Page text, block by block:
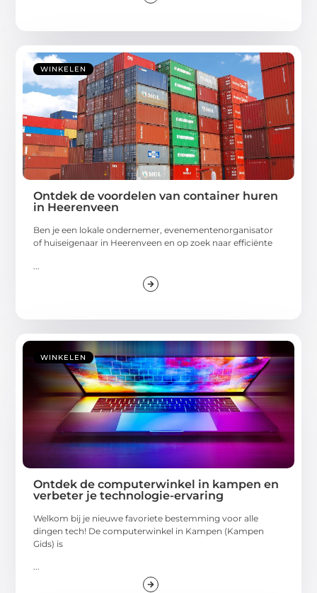
WINKELEN
Ontdek de voordelen van container huren
in Heerenveen
Ben je een lokale ondernemer, evenementenorganisator
of huiseigenaar in Heerenveen en op zoek naar efficiënte
WINKELEN
Ontdek de computerwinkel in kampen en
verbeter je technologie-ervaring
Welkom bij je nieuwe favoriete bestemming voor alle
dingen tech! De computerwinkel in Kampen (Kampen
Gids) is
...